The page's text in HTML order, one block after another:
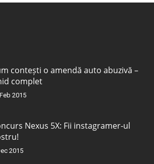
contești o amendă auto abuzivă –
complet
2015
Nexus 5X: Fii instagramer-ul
2015